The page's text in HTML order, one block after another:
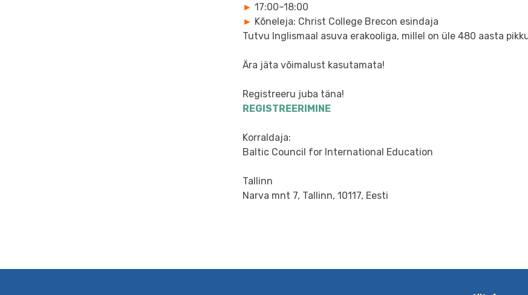
►17:00–18:00
► Kõneleja: Christ College Brecon esindaja
Tutvu Inglismaal asuva erakooliga, millel on üle 480 aasta
Ära jäta võimalust kasutamata!
Registreeru juba täna!
REGISTREERIMINE
Korraldaja:
Baltic Council for International Education
Tallinn
Narva mnt 7, Tallinn, 10117, Eesti